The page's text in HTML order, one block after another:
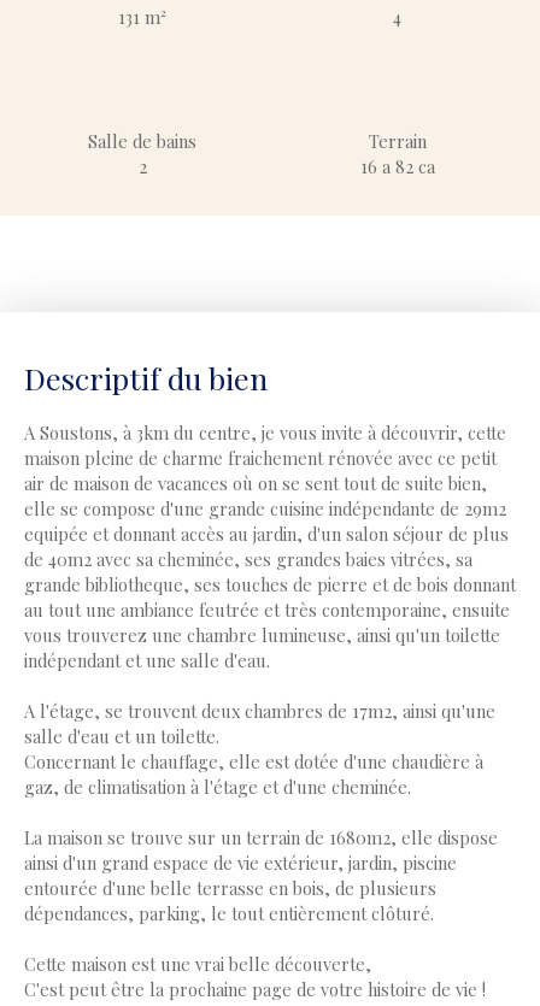
131m²
4
Salle de bains
2
Terrain
16 a 82 ca
Descriptif du bien
A Soustons, à 3km du centre, je vous invite à découvrir, cette
maison pleine de charme fraichement rénovée avec ce petit
air de maison de vacances où on se sent tout de suite bien,
elle se compose d'une grande cuisine indépendante de 29m2
equipée et donnant accès au jardin, d'un salon séjour de plus
de 40m2 avec sa cheminée, ses grandes baies vitrées, sa
grande bibliotheque, ses touches de pierre et de bois donnant
au tout une ambiance feutrée et très contemporaine, ensuite
vous trouverez une chambre lumineuse, ainsi qu'un toilette
indépendant et une salle d'eau.
A l'étage, se trouvent deux chambres de 17m2, ainsi qu'une
salle d'eau et un toilette.
Concernant le chauffage, elle est dotée d'une chaudière à
gaz, de climatisation à l'étage et d'une cheminée.
La maison se trouve sur un terrain de 1680m2, elle dispose
ainsi d'un grand espace de vie extérieur, jardin, piscine
entourée d'une belle terrasse en bois, de plusieurs
dépendances, parking, le tout entièrement clôturé.
Cette maison est une vrai belle découverte,
C'est peut être la prochaine page de votre histoire de vie !